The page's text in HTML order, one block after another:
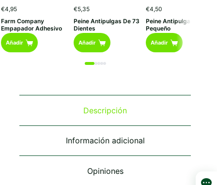
€4,95
Farm Company
Empapador Adhesivo
Añadir
€5,35
Peine Antipulgas De 73
Dientes
Añadir
€4,50
Peine Antipulgas
Pequeño
Añadir
Descripción
Información adicional
Opiniones